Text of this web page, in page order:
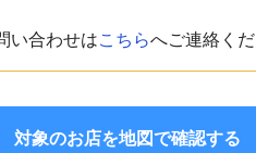
い合わせはこちらへご連絡く
対象のお店を地図で確認する